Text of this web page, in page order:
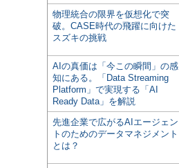
物理統合の限界を仮想化で突
破。CASE時代の飛躍に向けた
スズキの挑戦
AIの真価は「今この瞬間」の感
知にある。「Data Streaming
Platform」で実現する「AI
Ready Data」を解説
先進企業で広がるAIエージェン
トのためのデータマネジメント
とは？